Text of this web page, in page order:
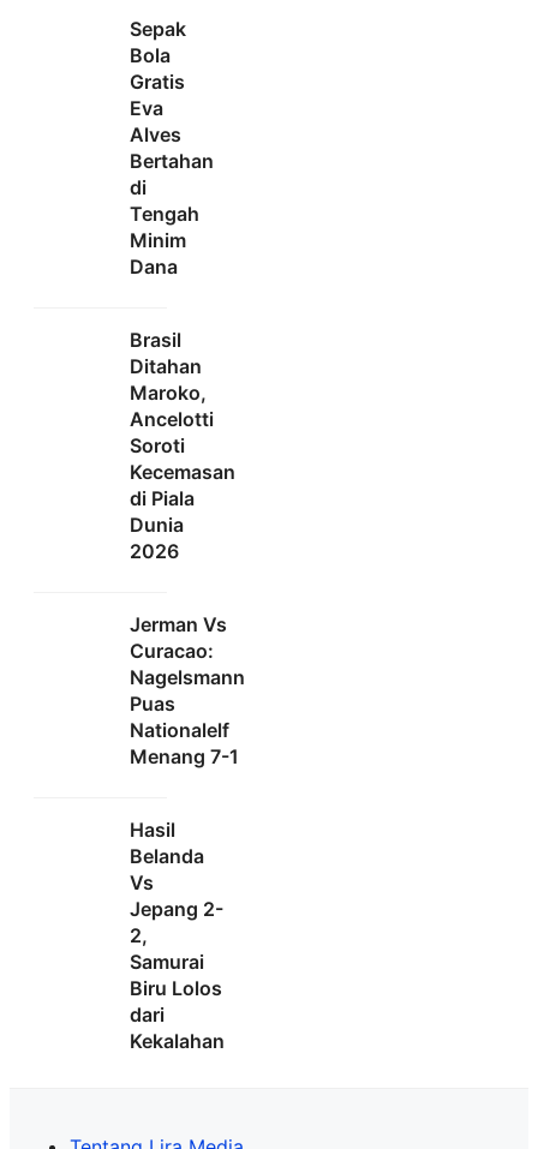
Sepak
Bola
Gratis
Eva
Alves
Bertahan
di
Tengah
Minim
Dana
Brasil
Ditahan
Maroko,
Ancelotti
Soroti
Kecemasan
di Piala
Dunia
2026
Jerman Vs
Curacao:
Nagelsmann
Puas
Nationalelf
Menang 7-1
Hasil
Belanda
Vs
Jepang 2-
2,
Samurai
Biru Lolos
dari
Kekalahan